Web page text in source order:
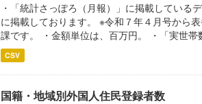
・「統計さっぽろ（月報）」に掲載している
に掲載しております。 ※令和７年４月号から
課です。 ・金額単位は、百万円。 ・「実世
CSV
国籍・地域別外国人住民登録者数